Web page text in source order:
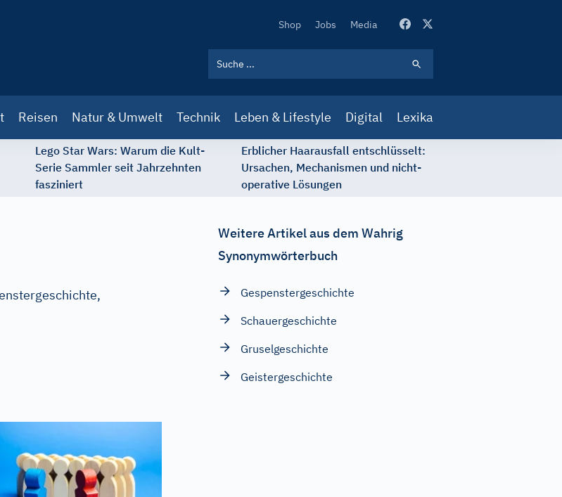
Secondary
Shop Jobs Media
Reisen Natur & Umwelt Technik Leben & Lifestyle Digital Lexika
Lego Star Wars: Warum die Kult-
Serie Sammler seit Jahrzehnten
fasziniert
Erblicher Haarausfall entschlüsselt:
Ursachen, Mechanismen und nicht-
operative Lösungen
Weitere Artikel aus dem Wahrig
Synonymwörterbuch
Gespenstergeschichte
Schauergeschichte
Gruselgeschichte
Geistergeschichte